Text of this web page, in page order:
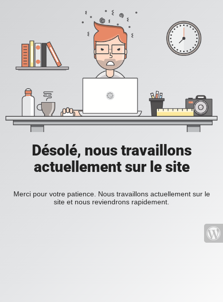
Désolé, nous travaillons
actuellement sur le site
Merci pour votre patience. Nous travaillons actuellement sur le
site et nous reviendrons rapidement.